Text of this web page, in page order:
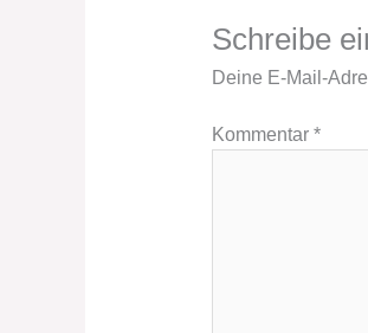
Schreibe
Deine E-Mail-
Kommentar *